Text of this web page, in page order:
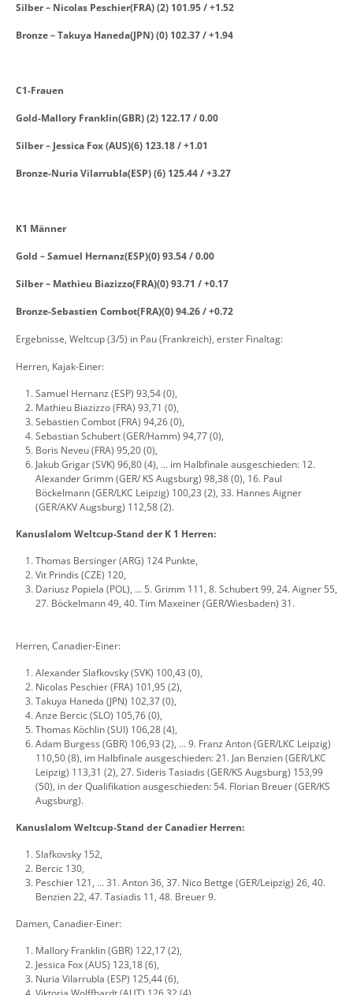
Silber – Nicolas Peschier(FRA) (2) 101.95 / +1.52
Bronze – Takuya Haneda(JPN) (0) 102.37 / +1.94
C1-Frauen
Gold-Mallory Franklin(GBR) (2) 122.17 / 0.00
Silber – Jessica Fox (AUS)(6) 123.18 / +1.01
Bronze-Nuria Vilarrubla(ESP) (6) 125.44 / +3.27
K1 Männer
Gold – Samuel Hernanz(ESP)(0) 93.54 / 0.00
Silber – Mathieu Biazizzo(FRA)(0) 93.71 / +0.17
Bronze-Sebastien Combot(FRA)(0) 94.26 / +0.72
Ergebnisse, Weltcup (3/5) in Pau (Frankreich), erster Finaltag:
Herren, Kajak-Einer:
Samuel Hernanz (ESP) 93,54 (0),
Mathieu Biazizzo (FRA) 93,71 (0),
Sebastien Combot (FRA) 94,26 (0),
Sebastian Schubert (GER/Hamm) 94,77 (0),
Boris Neveu (FRA) 95,20 (0),
Jakub Grigar (SVK) 96,80 (4), ... im Halbfinale ausgeschieden: 12.
Alexander Grimm (GER/ KS Augsburg) 98,38 (0), 16. Paul
Böckelmann (GER/LKC Leipzig) 100,23 (2), 33. Hannes Aigner
(GER/AKV Augsburg) 112,58 (2).
Kanuslalom Weltcup-Stand der K 1 Herren:
Thomas Bersinger (ARG) 124 Punkte,
Vit Prindis (CZE) 120,
Dariusz Popiela (POL), ... 5. Grimm 111, 8. Schubert 99, 24. Aigner 55,
27. Böckelmann 49, 40. Tim Maxeiner (GER/Wiesbaden) 31.
Herren, Canadier-Einer:
Alexander Slafkovsky (SVK) 100,43 (0),
Nicolas Peschier (FRA) 101,95 (2),
Takuya Haneda (JPN) 102,37 (0),
Anze Bercic (SLO) 105,76 (0),
Thomas Köchlin (SUI) 106,28 (4),
Adam Burgess (GBR) 106,93 (2), ... 9. Franz Anton (GER/LKC Leipzig)
110,50 (8), im Halbfinale ausgeschieden: 21. Jan Benzien (GER/LKC
Leipzig) 113,31 (2), 27. Sideris Tasiadis (GER/KS Augsburg) 153,99
(50), in der Qualifikation ausgeschieden: 54. Florian Breuer (GER/KS
Augsburg).
Kanuslalom Weltcup-Stand der Canadier Herren:
Slafkovsky 152,
Bercic 130,
Peschier 121, ... 31. Anton 36, 37. Nico Bettge (GER/Leipzig) 26, 40.
Benzien 22, 47. Tasiadis 11, 48. Breuer 9.
Damen, Canadier-Einer:
Mallory Franklin (GBR) 122,17 (2),
Jessica Fox (AUS) 123,18 (6),
Nuria Vilarrubla (ESP) 125,44 (6),